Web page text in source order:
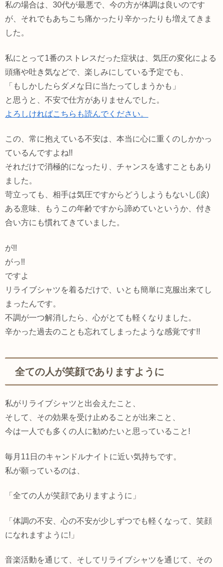
私の場合は、30代が最悪で、今の方が体調は良いのです
が、それでもあちこち痛かったり辛かったりも増えてきま
した。
私にとって1番のストレスだった症状は、気圧の変化による
頭痛や吐き気などで、楽しみにしている予定でも、
「もしかしたらダメな日に当たってしまうかも」
と思うと、不安で仕方がありませんでした。
よろしければこちらも読んでください。
この、常に抱えている不安は、本当に心に重くのしかかっ
ているんですよね!!
それだけで消極的になったり、チャンスを逃すこともあり
ました。
苛立っても、相手は気圧ですからどうしようもないし(涙)
ある意味、もうこの年齢ですから諦めていというか、付き
合い方にも慣れてきていました。
が!!
がっ!!
ですよ
リライブシャツを着るだけで、いとも簡単に克服出来てし
まったんです。
不調が一つ解消したら、心がとても軽くなりました。
辛かった過去のことも忘れてしまったような感覚です!!
全ての人が笑顔でありますように
私がリライブシャツと出会えたこと、
そして、その効果を受け止めることが出来こと、
今は一人でも多くの人に勧めたいと思っていること!
毎月11日のキャンドルナイトに近い気持ちです。
私が願っているのは、
「全ての人が笑顔でありますように」
「体調の不安、心の不安が少しずつでも軽くなって、笑顔
になれますように!」
音楽活動を通じて、そしてリライブシャツを通じて、その